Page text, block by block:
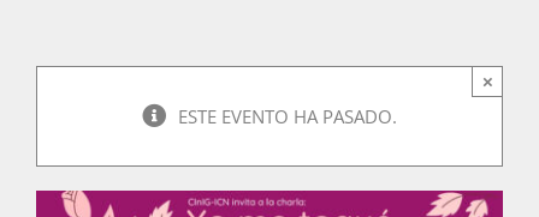
ESTE EVENTO HA PASADO.
×